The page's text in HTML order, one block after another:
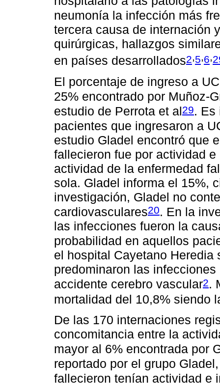
neumonía la infección más
tercera causa de internación
quirúrgicas, hallazgos
en países desarrollados2,5,6,
El porcentaje de ingreso a
25% encontrado por Muñoz-
estudio de Perrota et al29. Es
pacientes que ingresaron a
estudio Gladel encontró que
fallecieron fue por actividad
actividad de la enfermedad
sola. Gladel informa el 15%,
investigación, Gladel no
cardiovasculares20. En la
las infecciones fueron la
probabilidad en aquellos
el hospital Cayetano
predominaron las
accidente cerebro vascular2.
mortalidad del 10,8% siendo
De las 170 internaciones
concomitancia entre la
mayor al 6% encontrada por
reportado por el grupo
fallecieron tenían actividad e